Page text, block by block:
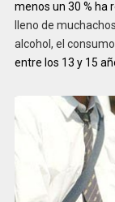
menos un 30 % ha
lleno de
alcohol, el
entre los 13 y 15